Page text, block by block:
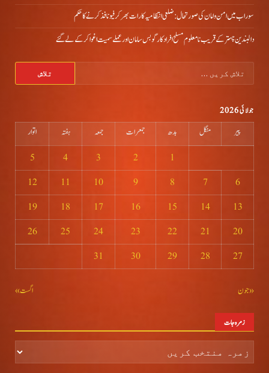
سوراب میں امن و امان کی صورتحال: ضلعی انتظامیہ کا رات بھر کرفیو نافذ کرنے کا حکم
دالبندین چہتر کے قریب نامعلوم مسلح افراد کارگو بس سامان اور عملے سمیت اغوا کر کے لے گئے
کریں
جولائی 2026
پیر منگل بدھ جمعرات جمعہ ہفتہ
اتوار
1
2
3
4
5
6
7
8
9
10
11
12
13
14
15
16
17
18
19
20
21
22
23
24
25
26
27
28
29
30
31
« جون اگست »
زمرہ جات
جات